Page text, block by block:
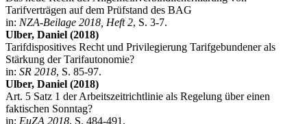
Tarifverträgen auf dem Prüfstand des BAG
in: NZA-Beilage 2018, Heft 2, S. 3-7.
Ulber, Daniel (2018)
Tarifdispositives Recht und Privilegierung Tarifgebundener als
Stärkung der Tarifautonomie?
in: SR 2018, S. 85-97.
Ulber, Daniel (2018)
Art. 5 Satz 1 der Arbeitszeitrichtlinie als Regelung über einen
faktischen Sonntag?
in: EuZA 2018, S. 484-491.